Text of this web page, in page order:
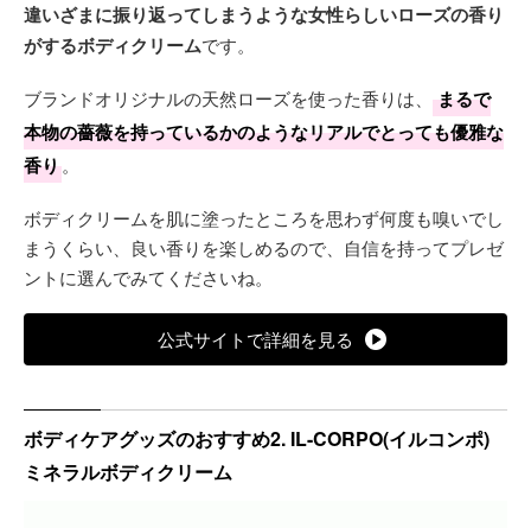
違いざまに振り返ってしまうような女性らしいローズの香り
がするボディクリームです。
ブランドオリジナルの天然ローズを使った香りは、
まるで
本物の薔薇を持っているかのようなリアルでとっても優雅な
香り。
ボディクリームを肌に塗ったところを思わず何度も嗅いでし
まうくらい、良い香りを楽しめるので、自信を持ってプレゼ
ントに選んでみてくださいね。
公式サイトで詳細を見る
ボディケアグッズのおすすめ2. IL-CORPO(イルコンポ)
ミネラルボディクリーム